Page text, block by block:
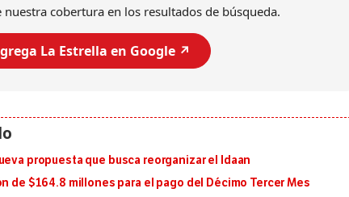
nuestra cobertura en los resultados de búsqueda.
La Estrella en Google ↗️
propuesta que busca reorganizar el Idaan
de $164.8 millones para el pago del Décimo Tercer Mes
al sur de Japón, provocando una